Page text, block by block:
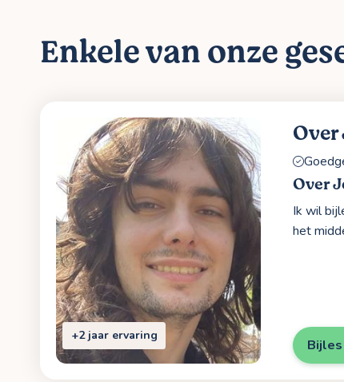
Enkele van onze
+2 jaar ervaring
Over
Over
Ik wil
het
Bijles